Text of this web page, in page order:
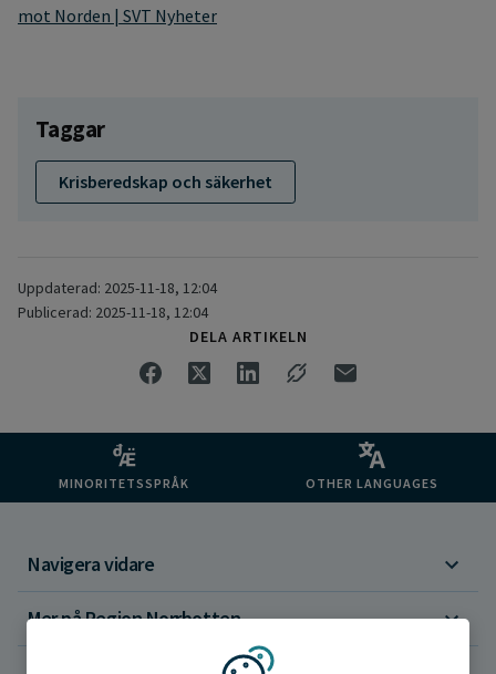
mot Norden | SVT Nyheter
Taggar
Krisberedskap och säkerhet
Uppdaterad: 2025-11-18, 12:04
Publicerad: 2025-11-18, 12:04
DELA ARTIKELN
MINORITETSSPRÅK OTHER LANGUAGES
Navigera vidare
Mer på Region Norrbotten